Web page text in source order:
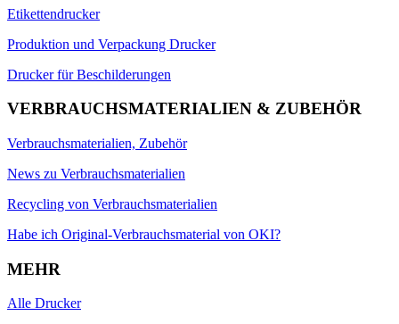
Etikettendrucker
Produktion und Verpackung Drucker
Drucker für Beschilderungen
VERBRAUCHSMATERIALIEN & ZUBEHÖR
Verbrauchsmaterialien, Zubehör
News zu Verbrauchsmaterialien
Recycling von Verbrauchsmaterialien
Habe ich Original-Verbrauchsmaterial von OKI?
MEHR
Alle Drucker